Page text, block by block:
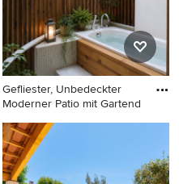
Gefliester, Unbedeckter
Moderner Patio mit Gartend
Gefliester, Unbedeckter
Moderner Patio mit
Gartendusche in Tokio